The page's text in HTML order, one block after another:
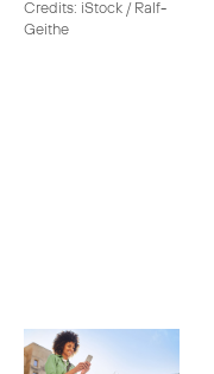
Credits: iStock / Ralf-
Geithe